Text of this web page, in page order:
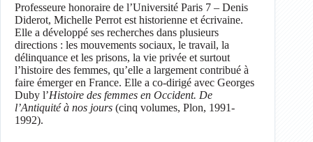
Professeure honoraire de l’Université Paris 7 – Denis
Diderot, Michelle Perrot est historienne et écrivaine.
Elle a développé ses recherches dans plusieurs
directions : les mouvements sociaux, le travail, la
délinquance et les prisons, la vie privée et surtout
l’histoire des femmes, qu’elle a largement contribué à
faire émerger en France. Elle a co-dirigé avec Georges
Duby l’Histoire des femmes en Occident. De
l’Antiquité à nos jours (cinq volumes, Plon, 1991-
1992).